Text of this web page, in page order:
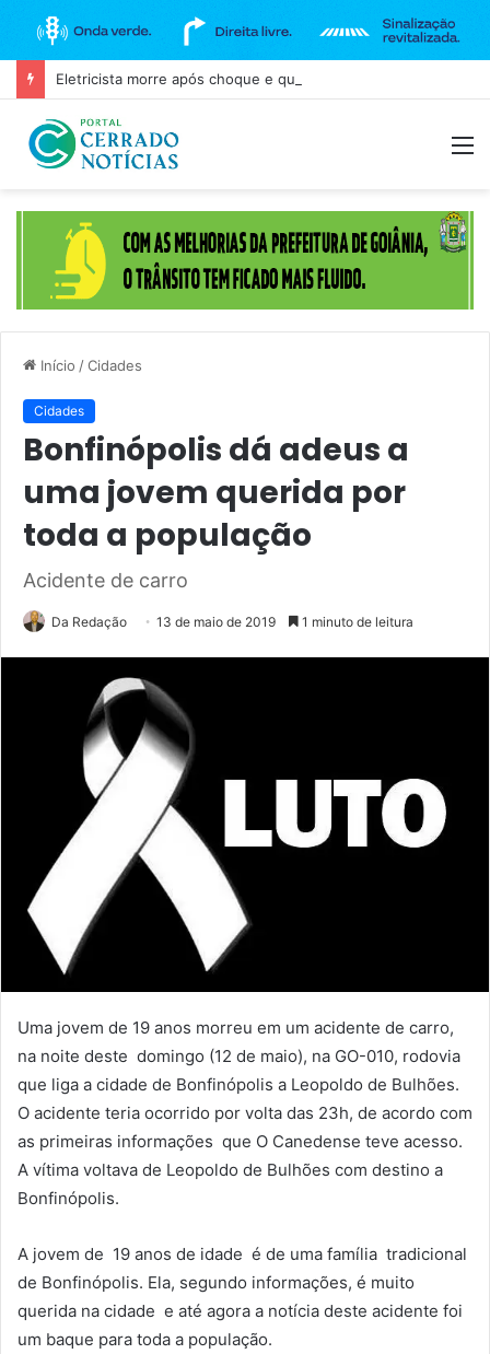
Início /Cidades
Cidades
Bonfinópolis dá adeus a
uma jovem querida por
toda a população
Acidente de carro
Da Redação 13 de maio de 2019 1 minuto de leitura
Uma jovem de 19 anos morreu em um acidente de carro,
na noite deste domingo (12 de maio), na GO-010, rodovia
que liga a cidade de Bonfinópolis a Leopoldo de Bulhões.
O acidente teria ocorrido por volta das 23h, de acordo com
as primeiras informações que O Canedense teve acesso.
A vítima voltava de Leopoldo de Bulhões com destino a
Bonfinópolis.
A jovem de 19 anos de idade é de uma família tradicional
de Bonfinópolis. Ela, segundo informações, é muito
querida na cidade e até agora a notícia deste acidente foi
um baque para toda a população.